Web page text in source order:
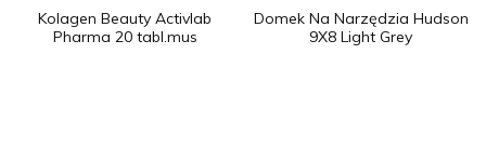
Kolagen Beauty Activlab
Pharma 20 tabl.mus
Domek Na Narzędzia Hudson
9X8 Light Grey